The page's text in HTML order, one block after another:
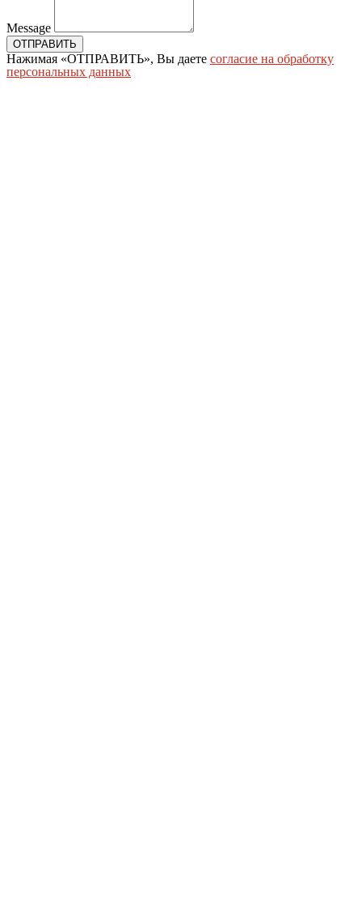
Message
ОТПРАВИТЬ
Нажимая «ОТПРАВИТЬ», Вы даете согласие на обработку
персональных данных